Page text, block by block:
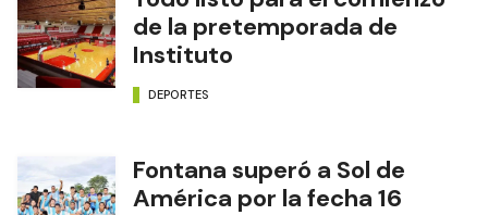
de la pretemporada de
Instituto
DEPORTES
Fontana superó a Sol de
América por la fecha 16